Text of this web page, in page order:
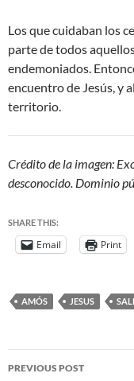
Los que cuidaban los
parte de todos
endemoniados.
encuentro de Jesús, y
territorio.
Crédito de la imagen:
desconocido. Dominio
SHARE THIS:
Email Print
AMÓS JESUS
PREVIOUS POST